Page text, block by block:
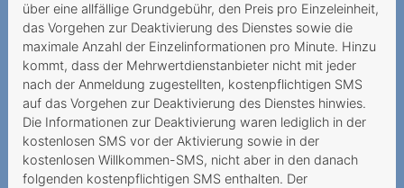
über eine allfällige Grundgebühr, den Preis pro Einzeleinheit,
das Vorgehen zur Deaktivierung des Dienstes sowie die
maximale Anzahl der Einzelinformationen pro Minute. Hinzu
kommt, dass der Mehrwertdienstanbieter nicht mit jeder
nach der Anmeldung zugestellten, kostenpflichtigen SMS
auf das Vorgehen zur Deaktivierung des Dienstes hinwies.
Die Informationen zur Deaktivierung waren lediglich in der
kostenlosen SMS vor der Aktivierung sowie in der
kostenlosen Willkommen-SMS, nicht aber in den danach
folgenden kostenpflichtigen SMS enthalten. Der
Kündigungsgebühr bei
ausserordentlicher
Kündigung?
Kauf von Spielguthaben
durch eine Minderjährige
Mehrwertdienste Easypay
als Bezahlfunktion